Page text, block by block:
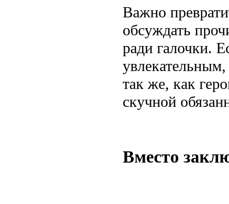
Важно
обсуждать
ради галочки.
так же, как
скучной
Вместо